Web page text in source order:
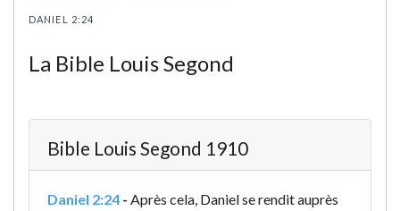
DANIEL 2:24
La Bible Louis Segond
Bible Louis Segond 1910
Daniel 2:24 - Après cela, Daniel se rendit auprès